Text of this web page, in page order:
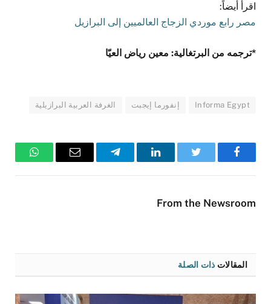
اقرأ أيضاً:
مصر رابع موردي الزجاج العالميين إلى البرازيل
*ترجمه من البرتغالية: معين رياض العيّا
Informa Egypt إنفورما إيجبت الغرفة العربية البرازيلية
فيسبوك تويتر لينكدإن تيلقرام
البريد
واتساب
From the Newsroom
المقالات ذات الصلة